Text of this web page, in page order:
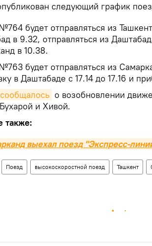
следующий график
будет отправляться из
в 9.32, отправляться из
в 10.38.
будет отправляться из
в Даштабаде с 17.14 до 17.16 и
сообщалось о возобновлении
и Хивой.
также:
выехал поезд "Экспресс-
Поезд высокоскоростной поезд Ташкент